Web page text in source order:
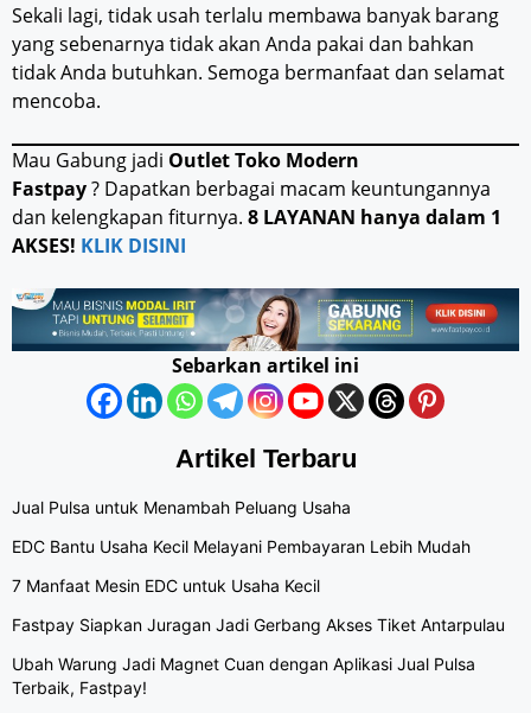
Sekali lagi, tidak usah terlalu membawa banyak barang
yang sebenarnya tidak akan Anda pakai dan bahkan
tidak Anda butuhkan. Semoga bermanfaat dan selamat
mencoba.
Mau Gabung jadi Outlet Toko Modern
Fastpay? Dapatkan berbagai macam keuntungannya
dan kelengkapan fiturnya. 8 LAYANAN hanya dalam 1
AKSES! KLIK DISINI
Sebarkan artikel ini
Artikel Terbaru
Jual Pulsa untuk Menambah Peluang Usaha
EDC Bantu Usaha Kecil Melayani Pembayaran Lebih Mudah
7 Manfaat Mesin EDC untuk Usaha Kecil
Fastpay Siapkan Juragan Jadi Gerbang Akses Tiket Antarpulau
Ubah Warung Jadi Magnet Cuan dengan Aplikasi Jual Pulsa
Terbaik, Fastpay!